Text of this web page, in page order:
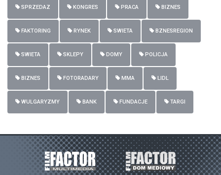
SPRZEDAZ KONGRES PRACA BIZNES
FAKTORING RYNEK SWIETA BZNESREGION
SWIETA SKLEPY DOMY POLICJA
BIZNES FOTORADARY MMA LIDL
WULGARYZMY BANK FUNDACJE TARGI